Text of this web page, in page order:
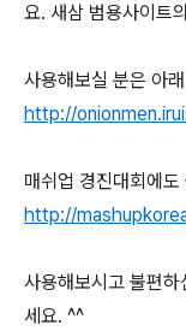
요. 새삼 범용사이트
사용해보실 분은 아
http://
매쉬업 경진대회에
http://
사용해보시고 불편
세요. ^^